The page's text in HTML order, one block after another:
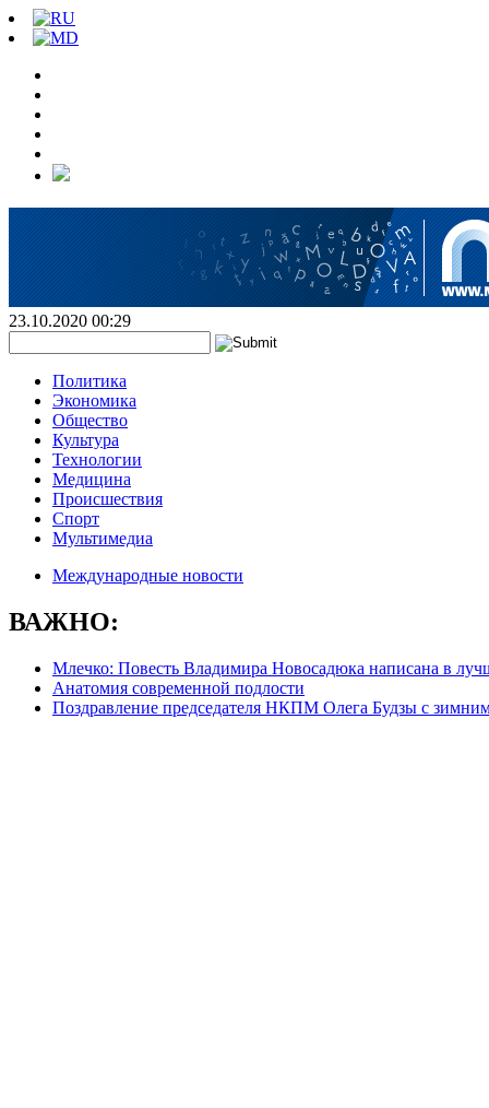
23.10.2020 00:29
Политика
Экономика
Общество
Культура
Технологии
Медицина
Происшествия
Спорт
Мультимедиа
Международные новости
ВАЖНО:
Млечко: Повесть Владимира Новосадюка написана в
Анатомия современной подлости
Поздравление председателя НКПМ Олега Будзы с